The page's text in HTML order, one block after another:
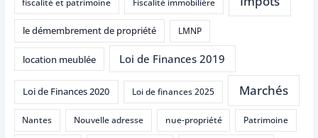
le démembrement de propriété LMNP
location meublée Loi de Finances 2019
Loi de Finances 2020 Loi de finances 2025 Marchés
Nantes Nouvelle adresse nue-propriété Patrimoine